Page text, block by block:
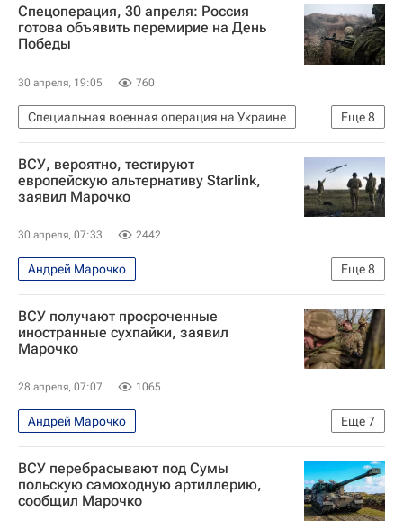
Красный Лиман
Донецкая Народная Республика
Джордж Сорос
Вооруженные силы Украины
В мире
Спецоперация, 30 апреля: Россия
готова объявить перемирие на День
Победы
30 апреля, 19:05 760
Еще8
Специальная военная операция на Украине
Россия
Украина США
Дональд Трамп
Вооруженные силы Украины
Владимир Путин
Юрий Ушаков
ВСУ, вероятно, тестируют
европейскую альтернативу Starlink,
заявил Марочко
30 апреля, 07:33 2442
Еще8
Андрей Марочко
Специальная военная операция на Украине
В мире
Европа Украина
Вооруженные силы Украины
Еврокомиссия
ВСУ получают просроченные
иностранные сухпайки, заявил
Марочко
28 апреля, 07:07 1065
Еще7
Андрей Марочко
Специальная военная операция на Украине
Красный Лиман
США
Германия
Вооруженные силы Украины
В мире
ВСУ перебрасывают под Сумы
польскую самоходную артиллерию,
сообщил Марочко